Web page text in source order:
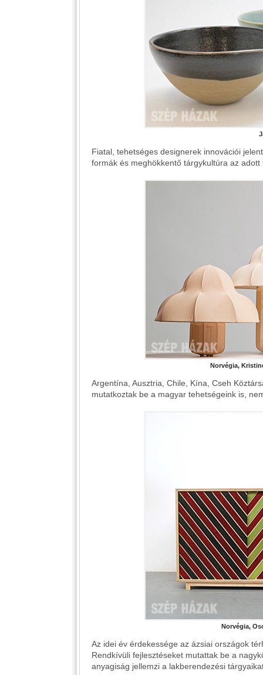
Fiatal, tehetséges designerek innovációi
formák és meghökkentő tárgykultúra az
Norvégia,
Argentína, Ausztria, Chile, Kína, Cseh
mutatkoztak be a magyar tehetségeink is,
Norvégia,
Az idei év érdekessége az ázsiai országok
Rendkívüli fejlesztéseket mutattak be a
anyagiság jellemzi a lakberendezési